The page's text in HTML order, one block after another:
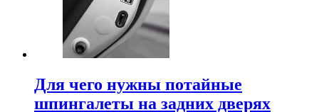
Для чего нужны потайные
шпингалеты на задних дверях